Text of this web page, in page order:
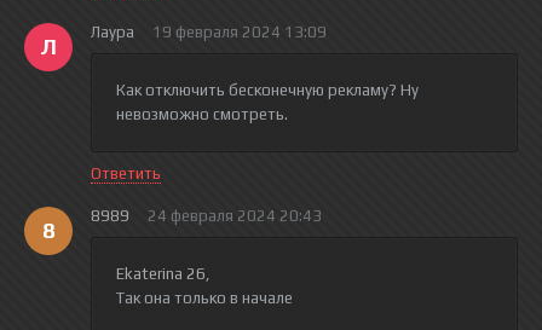
Л
Лаура 19 февраля 2024 13:09
Как отключить бесконечную рекламу? Ну
невозможно смотреть.
Ответить
8
8989 24 февраля 2024 20:43
Ekaterina 26,
Так она только в начале